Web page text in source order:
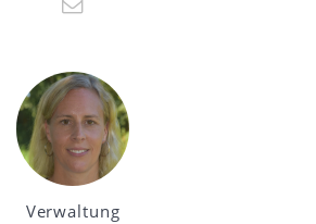
Verwaltung